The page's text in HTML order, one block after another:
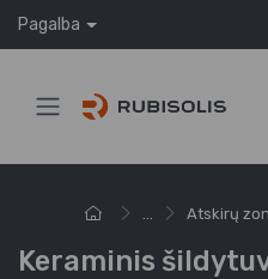
Pagalba
... Atskirų
Keraminis